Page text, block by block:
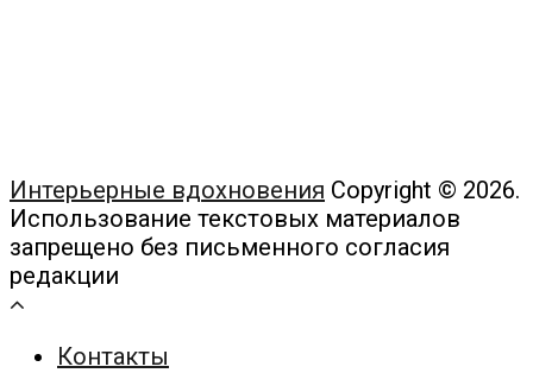
Интерьерные вдохновения Copyright © 2026.
Использование текстовых материалов
запрещено без письменного согласия
редакции
Контакты